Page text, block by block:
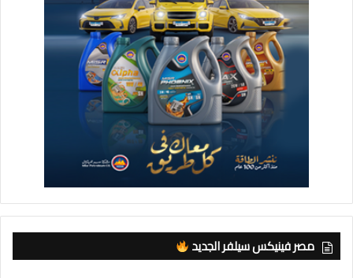
مصر فينيكس سيلفر الجديد